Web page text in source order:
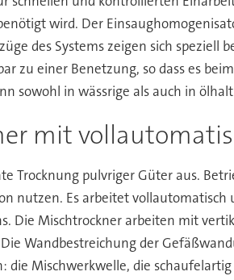
wird. Der
des Systems zeigen sich speziell
zu einer Benetzung, so dass es
sowohl in wässrige als auch in
mit
Trocknung pulvriger Güter aus.
nutzen. Es arbeitet
Die Mischtrockner arbeiten mit
Wandbestreichung der
Mischwerkwelle, die